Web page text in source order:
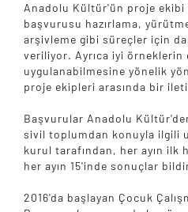
Anadolu Kültür'ün proje ekibi
başvurusu hazırlama,
arşivleme gibi süreçler için
veriliyor. Ayrıca iyi örneklerin
uygulanabilmesine yönelik
proje ekipleri arasında bir
Başvurular Anadolu
sivil toplumdan konuyla ilgili
kurul tarafından, her ayın ilk
her ayın 15'inde sonuçlar
2016'da başlayan Çocuk